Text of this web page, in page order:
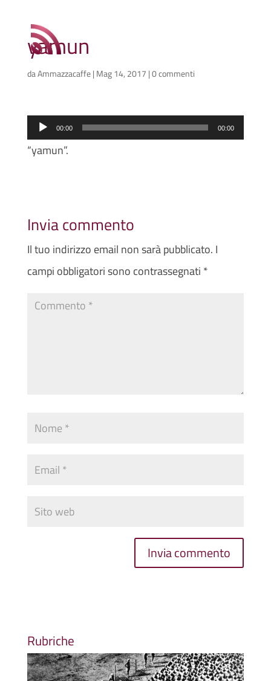
yamun
daAmmazzacaffe| Mag 14, 2017 |0 commenti
Audio
Player
00:00 00:00
“yamun”.
Invia commento
Il tuo indirizzo email non sarà pubblicato. I
campi obbligatori sono contrassegnati *
Rubriche